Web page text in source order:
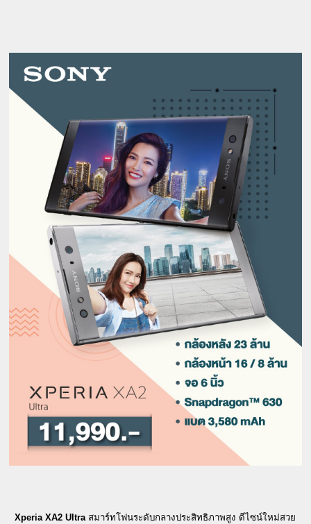
Xperia XA2 Ultra สมาร์ทโฟนระดับกลางประสิทธิภาพสูง ดีไซน์ใหม่สวย